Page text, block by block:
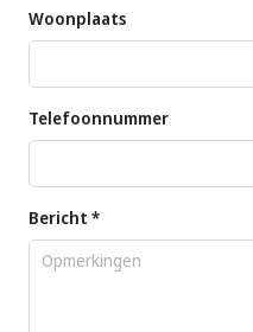
Woonplaats
Telefoonnummer
Bericht *